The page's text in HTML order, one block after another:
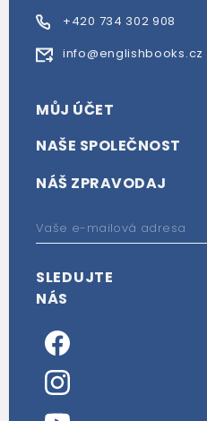
+420 734 302 908
info@englishbooks.cz
MŮJ ÚČET
NAŠE SPOLEČNOST
NÁŠ ZPRAVODAJ
SLEDUJTE
NÁS